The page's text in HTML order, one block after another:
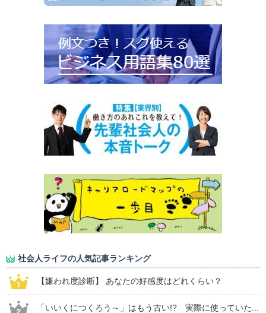
社会人ライフの人気記事ランキング
【嫌われ度診断】 あなたの好感度はどれくらい？
「いいくにつくろう～」はもう古い!? 実際に使っていた...